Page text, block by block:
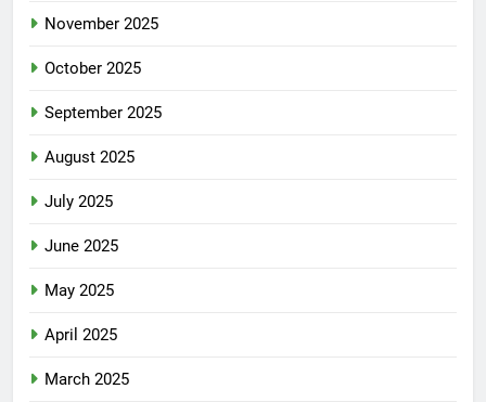
November 2025
October 2025
September 2025
August 2025
July 2025
June 2025
May 2025
April 2025
March 2025